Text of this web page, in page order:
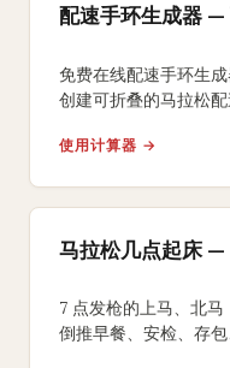
配速手环生成器 —
免费在线配速手环生成
创建可折叠的马拉松
A4打印裁剪折叠即可佩
使用计算器 →
马拉松几点起床 —
7 点发枪的上马、北马
倒推早餐、安检、存